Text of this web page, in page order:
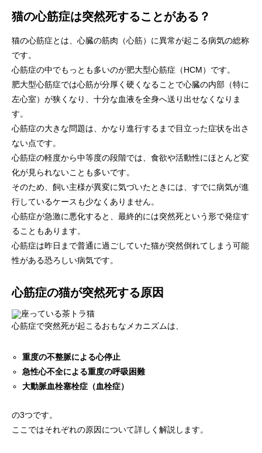
猫の心筋症は突然死することがある？
猫の心筋症とは、心臓の筋肉（心筋）に異常が起こる病気の総称
です。
心筋症の中でもっとも多いのが肥大型心筋症（HCM）です。
肥大型心筋症では心筋が分厚く硬くなることで心臓の内部（特に
左心室）が狭くなり、十分な血液を全身へ送り出せなくなりま
す。
心筋症の大きな問題は、かなり進行するまで目立った症状を出さ
ない点です。
心筋症の軽度から中等度の段階では、食欲や活動性にほとんど変
化が見られないことも多いです。
そのため、飼い主様が異変に気づいたときには、すでに病気が進
行しているケースも少なくありません。
心筋症が急激に悪化すると、最終的には突然死という形で発症す
ることもあります。
心筋症は昨日まで普通に過ごしていた猫が突然倒れてしまう可能
性がある恐ろしい病気です。
心筋症の猫が突然死する原因
心筋症で突然死が起こるおもなメカニズムは、
重度の不整脈による心停止
急性心不全による重度の呼吸困難
大動脈血栓塞栓症（血栓症）
の3つです。
ここではそれぞれの原因について詳しく解説します。